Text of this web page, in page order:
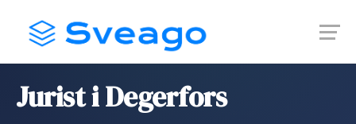
content
Jurist i Degerfors